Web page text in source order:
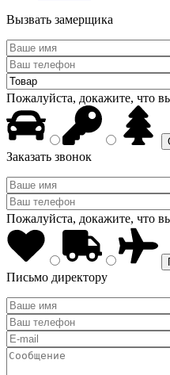
Вызвать замерщика
Пожалуйста, докажите, что
Заказать звонок
Пожалуйста, докажите, что
Письмо директору